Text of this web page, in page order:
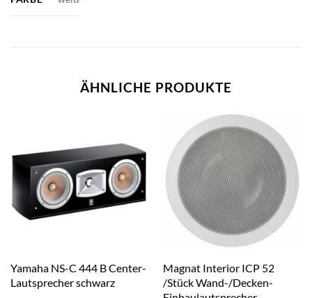
ÄHNLICHE PRODUKTE
Yamaha NS-C 444 B Center-
Lautsprecher schwarz
Magnat Interior ICP 52
/Stück Wand-/Decken-